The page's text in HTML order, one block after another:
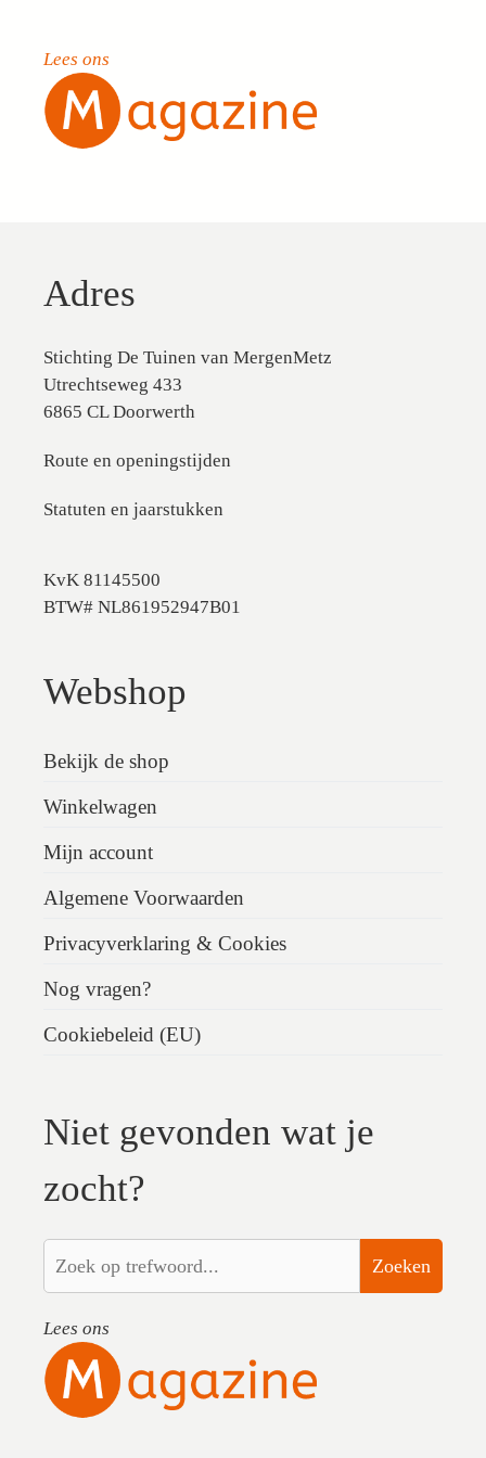
Lees ons
Adres
Stichting De Tuinen van MergenMetz
Utrechtseweg 433
6865 CL Doorwerth
Route en openingstijden
Statuten en jaarstukken
KvK 81145500
BTW# NL861952947B01
Webshop
Bekijk de shop
Winkelwagen
Mijn account
Algemene Voorwaarden
Privacyverklaring & Cookies
Nog vragen?
Cookiebeleid (EU)
Niet gevonden wat je
zocht?
Zoeken
Lees ons